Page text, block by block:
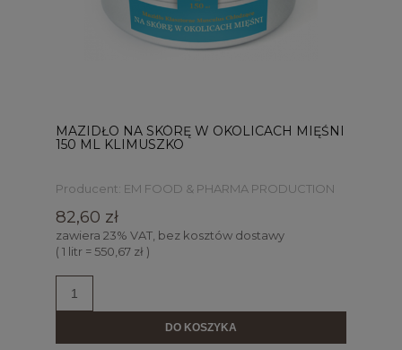
MAZIDŁO NA SKÓRĘ W OKOLICACH MIĘŚNI
150 ML KLIMUSZKO
Producent: EM FOOD & PHARMA PRODUCTION
ODPOWIEDZIALNOŚCIĄ
82,60 zł
zawiera 23% VAT, bez kosztów dostawy
( 1 litr = 550,67 zł )
DO KOSZYKA